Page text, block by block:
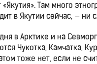
Там много
в Якутии сейчас, — ни
в Арктике и на
Чукотка, Камчатка,
тоже нет, если не